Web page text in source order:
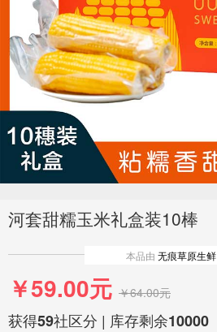
河套甜糯玉米礼盒装10棒
本品由 无痕草原生鲜
￥59.00元 ￥64.00元
获得59社区分 | 库存剩余10000